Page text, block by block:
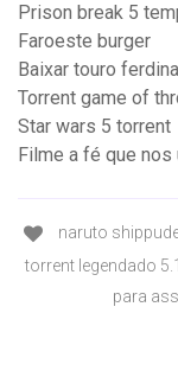
Prison break 5
Faroeste burger
Baixar touro
Torrent game of
Star wars 5 torrent
Filme a fé que
naruto
torrent legendado
para